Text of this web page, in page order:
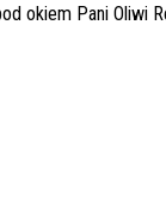
okiem Pani Oliwi